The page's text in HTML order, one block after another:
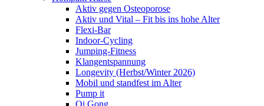
Aktiv gegen Osteoporose
Aktiv und Vital – Fit bis ins hohe Alter
Flexi-Bar
Indoor-Cycling
Jumping-Fitness
Klangentspannung
Longevity (Herbst/Winter 2026)
Mobil und standfest im Alter
Pump it